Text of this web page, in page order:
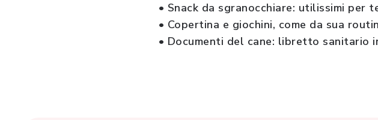
• Snack da sgranocchiare: utilissimi per
• Copertina e giochini, come da sua
• Documenti del cane: libretto sanitario